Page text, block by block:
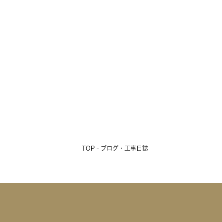
TOP - ブログ・工事日誌